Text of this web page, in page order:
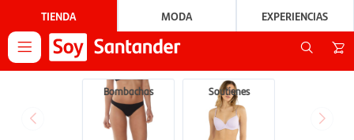
TIENDA MODA EXPERIENCIAS

Bombachas Soutienes